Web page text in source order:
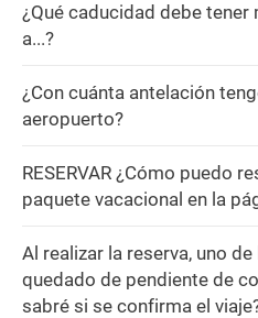
¿Qué caducidad debe
a...?
¿Con cuánta antelación
aeropuerto?
RESERVAR ¿Cómo puedo
paquete vacacional en la
Al realizar la reserva, uno
quedado de pendiente de
sabré si se confirma el